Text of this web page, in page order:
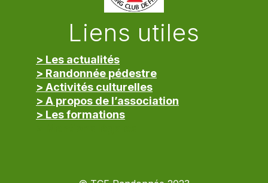
Liens utiles
> Les actualités
> Randonnée pédestre
> Activités culturelles
> A propos de l’association
> Les formations